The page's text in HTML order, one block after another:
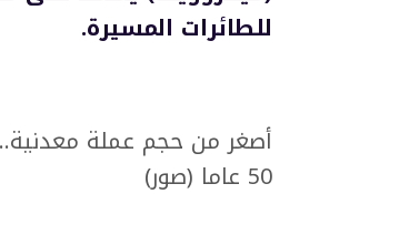
للطائرات المسيرة.
أصغر من حجم عملة
50 عاما (صور)